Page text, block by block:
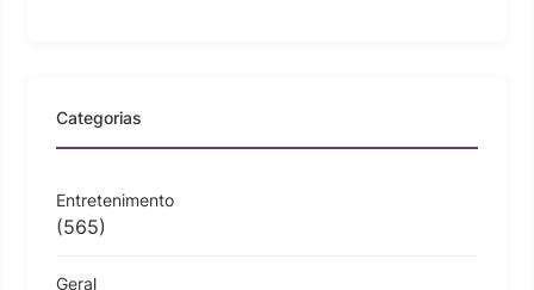
Categorias
Entretenimento
(565)
Geral